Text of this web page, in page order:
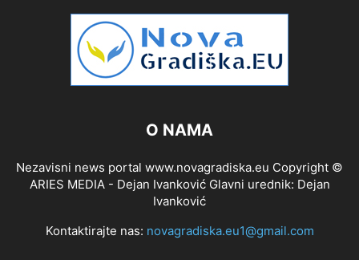
O NAMA
Nezavisni news portal www.novagradiska.eu Copyright ©
ARIES MEDIA - Dejan Ivanković Glavni urednik: Dejan
Ivanković
Kontaktirajte nas: novagradiska.eu1@gmail.com